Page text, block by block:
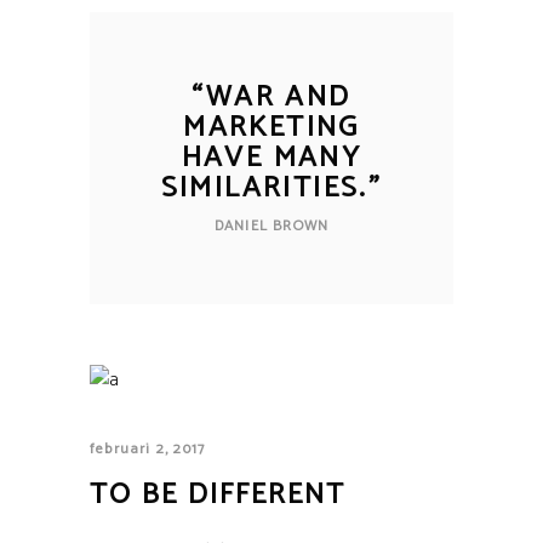
“WAR AND
MARKETING
HAVE MANY
SIMILARITIES.”
DANIEL BROWN
februari 2, 2017
TO BE DIFFERENT